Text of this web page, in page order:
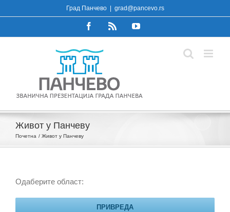
to
Град Панчево grad@pancevo.rs
FacebookRss YouTube
Живот у Панчеву
Почетна Живот у Панчеву
Одаберите област:
ПРИВРЕДА